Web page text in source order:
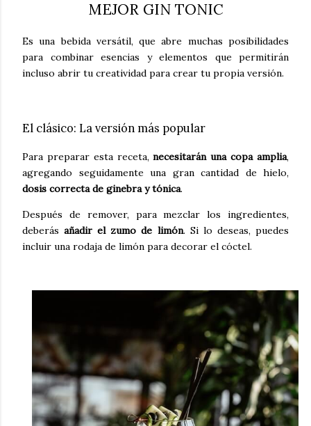
MEJOR GIN TONIC
Es una bebida versátil, que abre muchas posibilidades
para combinar esencias y elementos que permitirán
incluso abrir tu creatividad para crear tu propia versión.
El clásico: La versión más popular
Para preparar esta receta,necesitarán una copa amplia,
agregando seguidamente una gran cantidad de hielo,
dosis correcta de ginebra y tónica.
Después de remover, para mezclar los ingredientes,
deberásañadir el zumo de limón. Si lo deseas, puedes
incluir una rodaja de limón para decorar el cóctel.